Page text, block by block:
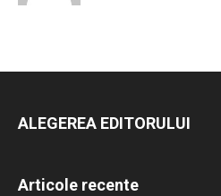
ALEGEREA EDITORULUI
Articole recente